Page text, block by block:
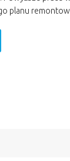
planu